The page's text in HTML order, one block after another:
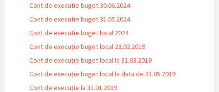
Cont de executie buget 30.06.2024
Cont de executie buget 31.05.2024
Cont de executie buget local 2024
Cont de execuție buget local 28.02.2019
Cont de execuție buget local la 31.03.2019
Cont de execuție buget local la data de 31.05.2019
Cont de execuție la 31.01.2019